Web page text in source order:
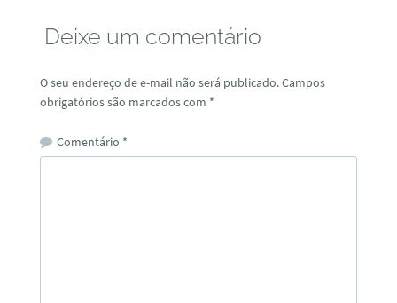
Deixe um comentário
O seu endereço de e-mail não será publicado.Campos
obrigatórios são marcados com *
Comentário *